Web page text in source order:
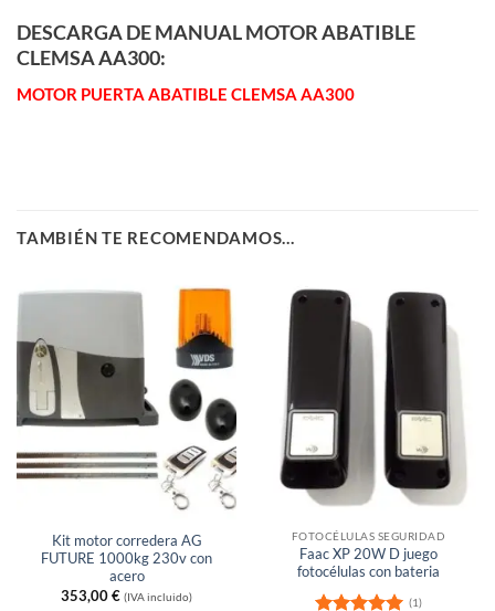
DESCARGA DE MANUAL MOTOR ABATIBLE
CLEMSA AA300:
MOTOR PUERTA ABATIBLE CLEMSA AA300
TAMBIÉN TE RECOMENDAMOS…
Kit motor corredera AG
FUTURE 1000kg 230v con
acero
353,00€ (IVA incluido)
Sin existencias
FOTOCÉLULAS SEGURIDAD
Faac XP 20W D juego
fotocélulas con bateria
(1)